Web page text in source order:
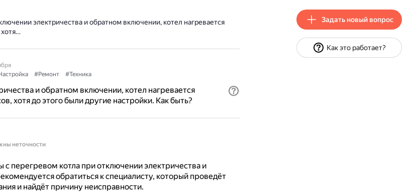
электричества и обратном включении, котел нагревается
#Ремонт #Техника
и обратном включении, котел нагревается
хотя до этого были другие настройки. Как быть?
неточности
перегревом котла при отключении электричества и
обратиться к специалисту, который проведёт
и найдёт причину неисправности.
Задать новый вопрос
Как это работает?